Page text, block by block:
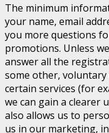
The minimum
your name, email
you more questions
promotions. Unless
answer all the
some other,
certain services (for
we can gain a clearer
also allows us to
us in our marketing,